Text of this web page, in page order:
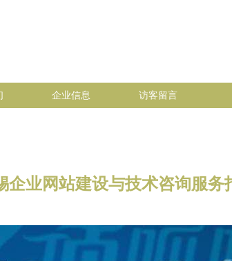
企业信息 访客留言
企业网站建设与技术咨询服务